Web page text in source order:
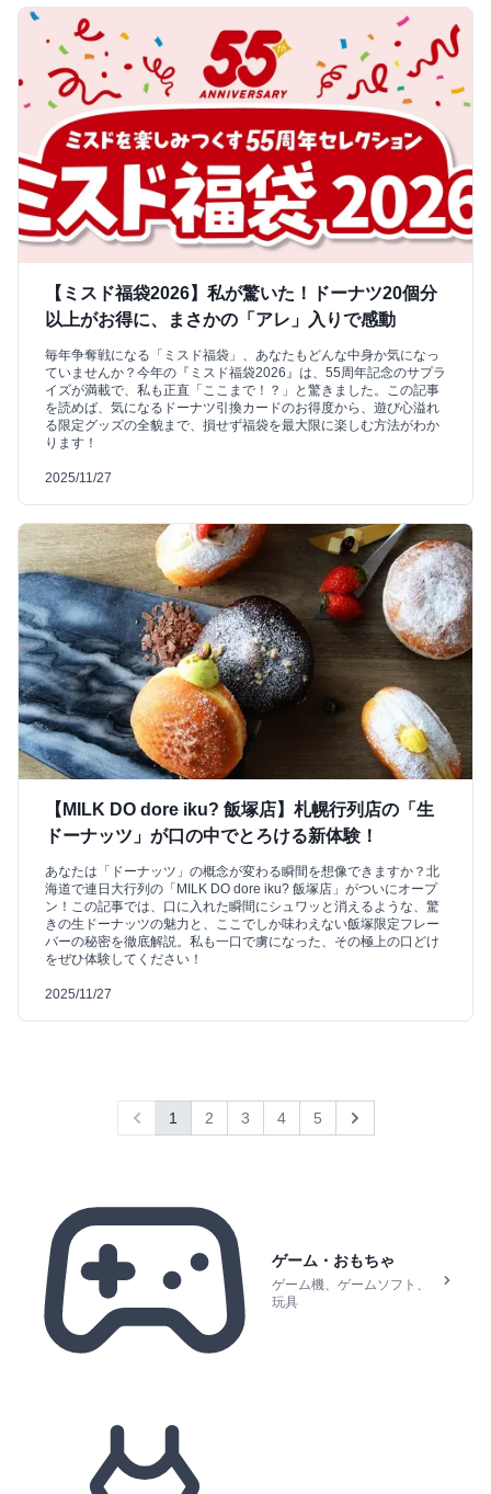
ゲーム・おもちゃ
ゲーム機、ゲームソフト、
玩具
【ミスド福袋2026】私が驚いた！ドーナツ20個分
以上がお得に、まさかの「アレ」入りで感動
毎年争奪戦になる「ミスド福袋」、あなたもどんな中身か気になっ
ていませんか？今年の『ミスド福袋2026』は、55周年記念のサプラ
イズが満載で、私も正直「ここまで！？」と驚きました。この記事
を読めば、気になるドーナツ引換カードのお得度から、遊び心溢れ
る限定グッズの全貌まで、損せず福袋を最大限に楽しむ方法がわか
ります！
2025/11/27
【MILK DO dore iku? 飯塚店】札幌行列店の「生
ドーナッツ」が口の中でとろける新体験！
あなたは「ドーナッツ」の概念が変わる瞬間を想像できますか？北
海道で連日大行列の「MILK DO dore iku? 飯塚店」がついにオープ
ン！この記事では、口に入れた瞬間にシュワッと消えるような、驚
きの生ドーナッツの魅力と、ここでしか味わえない飯塚限定フレー
バーの秘密を徹底解説。私も一口で虜になった、その極上の口どけ
をぜひ体験してください！
2025/11/27
Previous
1 2 3 4 5 Next